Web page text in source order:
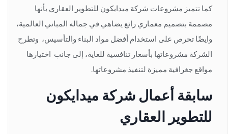
كما تتميز مشروعات شركة ميدايكون للتطوير العقاري بأنها
مصممة بتصميم معماري رائع يضاهي في جماله المباني العالمية،
وايضًا تحرص على استخدام أفضل مواد البناء والتأسيس، وتطرح
الشركة مشروعاتها بأسعار تنافسية للغاية، إلى جانب اختيارها
مواقع جغرافية مميزة لتنفيذ مشروعاتها.
سابقة أعمال شركة ميدايكون
للتطوير العقاري